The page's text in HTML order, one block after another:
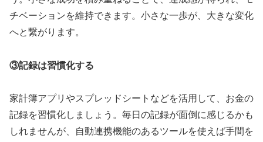
チベーションを維持できます。小さな一歩が、大きな変化
へと繋がります。
③記録は習慣化する
家計簿アプリやスプレッドシートなどを活用して、お金の
記録を習慣化しましょう。毎日の記録が面倒に感じるかも
しれませんが、自動連携機能のあるツールを使えば手間を